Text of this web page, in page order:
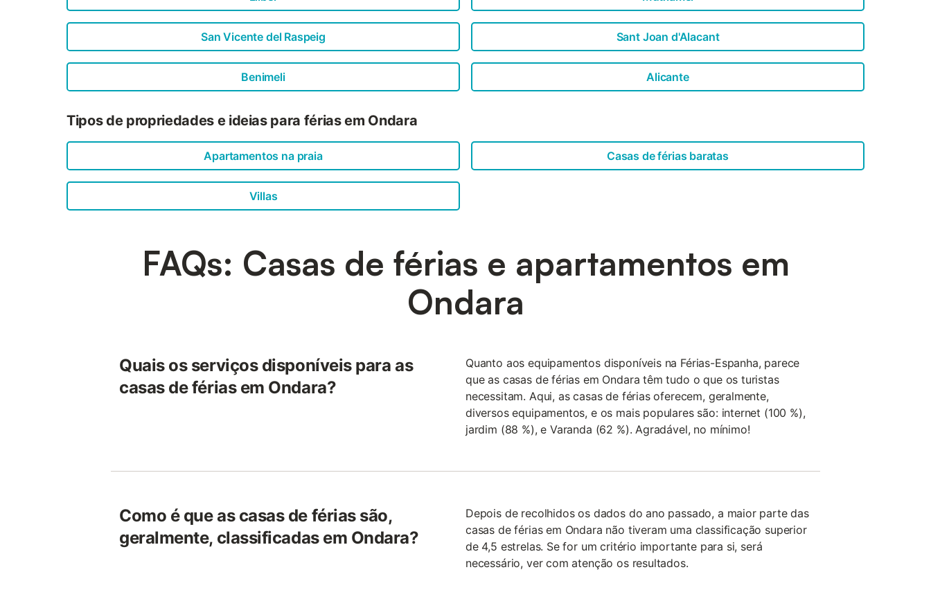
San Vicente del Raspeig Sant Joan d'Alacant
Benimeli Alicante
Tipos de propriedades e ideias para férias em Ondara
Apartamentos na praia Casas de férias baratas
Villas
FAQs: Casas de férias e apartamentos em
Ondara
Quais os serviços disponíveis para as
casas de férias em Ondara?
Quanto aos equipamentos disponíveis na Férias-Espanha, parece
que as casas de férias em Ondara têm tudo o que os turistas
necessitam. Aqui, as casas de férias oferecem, geralmente,
diversos equipamentos, e os mais populares são: internet (100 %),
jardim (88 %), e Varanda (62 %). Agradável, no mínimo!
Como é que as casas de férias são,
geralmente, classificadas em Ondara?
Depois de recolhidos os dados do ano passado, a maior parte das
casas de férias em Ondara não tiveram uma classificação superior
de 4,5 estrelas. Se for um critério importante para si, será
necessário, ver com atenção os resultados.